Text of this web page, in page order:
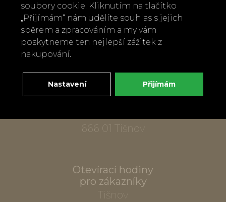
Zavolejte nám
+420 737 886 915
Napište nám
info@bylobylibo.cz
Setkejme se:
dílna, obchod
666 01 Tišnov
Otevírací hodiny
pro zákazníky
Tišnov
soubory cookie. Kliknutím na tlačítko
„Přijímám“ nám udělíte souhlas s jejich
sběrem a zpracováním a my vám
poskytneme ten nejlepší zážitek z
nakupování.
Nastavení Přijímám